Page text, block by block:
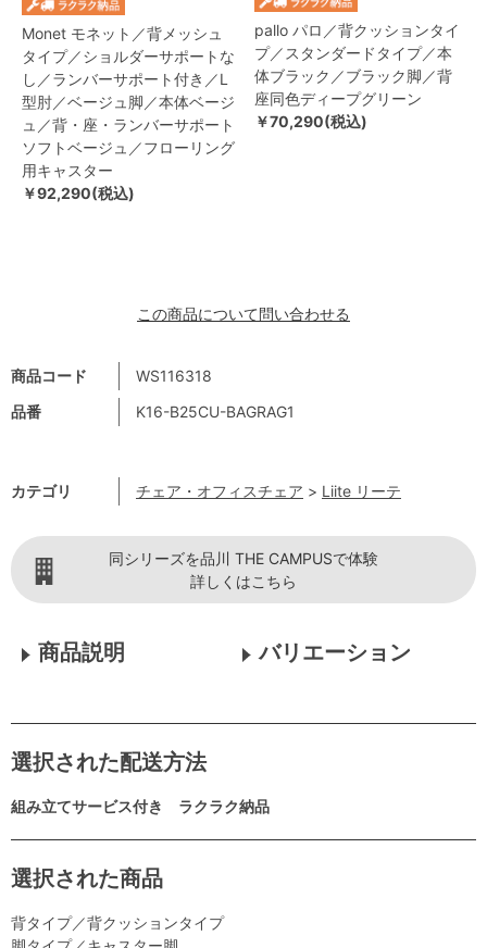
商品コード
WS116318
品番
K16-B25CU-BAGRAG1
カテゴリ チェア・オフィスチェア > Liite リーテ
Monet モネット／背メッシュ
タイプ／ショルダーサポートな
し／ランバーサポート付き／L
型肘／ベージュ脚／本体ベージ
ュ／背・座・ランバーサポート
ソフトベージュ／フローリング
用キャスター
￥92,290(税込)
pallo パロ／背クッションタイ
プ／スタンダードタイプ／本
体ブラック／ブラック脚／背
座同色ディープグリーン
￥70,290(税込)
この商品について問い合わせる
同シリーズを品川 THE CAMPUSで体験
詳しくはこちら
商品説明 バリエーション
選択された配送方法
組み立てサービス付き ラクラク納品
選択された商品
背タイプ／背クッションタイプ